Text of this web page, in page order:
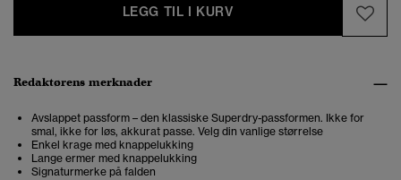
LEGG TIL I KURV
Redaktørens merknader
Avslappet passform – den klassiske Superdry-passformen. Ikke for
smal, ikke for løs, akkurat passe. Velg din vanlige størrelse
Enkel krage med knappelukking
Lange ermer med knappelukking
Signaturmerke på falden